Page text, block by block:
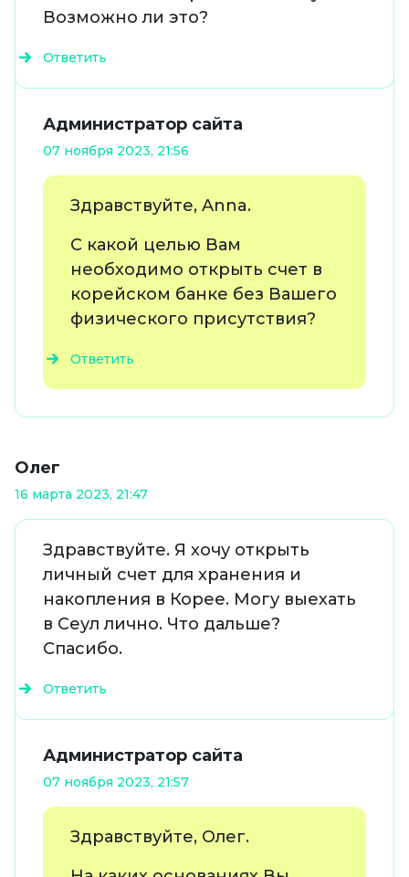
Возможно ли это?
Ответить
Администратор сайта
07 ноября 2023, 21:56
Здравствуйте, Anna.
С какой целью Вам
необходимо открыть счет в
корейском банке без Вашего
физического присутствия?
Ответить
Олег
16 марта 2023, 21:47
Здравствуйте. Я хочу открыть
личный счет для хранения и
накопления в Корее. Могу выехать
в Сеул лично. Что дальше?
Спасибо.
Ответить
Администратор сайта
07 ноября 2023, 21:57
Здравствуйте, Олег.